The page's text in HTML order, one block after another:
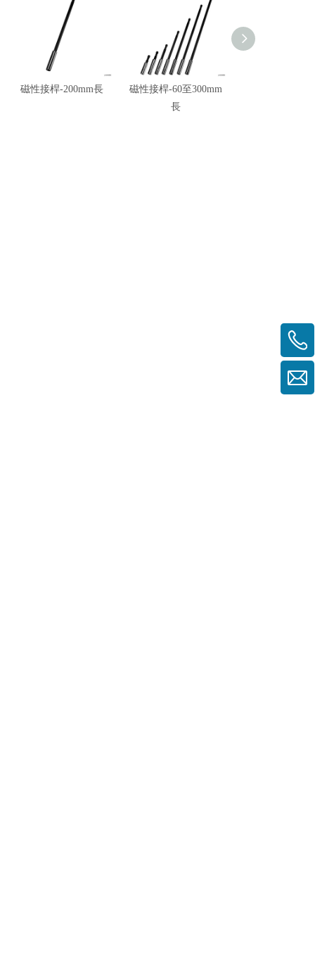
磁性接桿-200mm長
磁性接桿-60至300mm
長